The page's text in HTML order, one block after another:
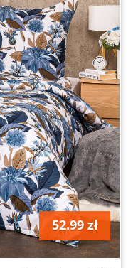
sobie
podczas snu,
z naszej strony.
i szybkiej
chwile
produktów.
otulony
każdej nocy.
52.99 zł
szt